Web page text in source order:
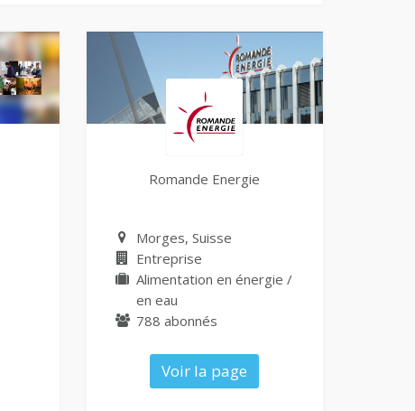
Romande Energie
Morges, Suisse
Entreprise
Alimentation en énergie /
en eau
788 abonnés
Voir la page